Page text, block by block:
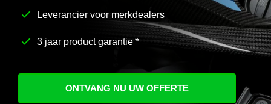
Leverancier voor merkdealers
3 jaar product garantie *
ONTVANG NU UW OFFERTE